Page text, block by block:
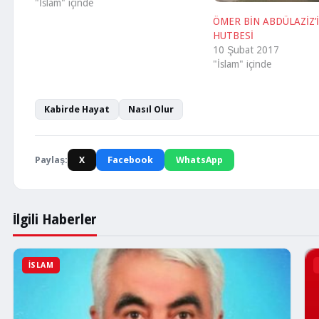
(s.a.v.) hakkında ne dersin?” derler,
"İslam" içinde
ÖMER BİN
HUTBESİ
10 Şubat 2017
"İslam" içinde
Kabirde Hayat Nasıl Olur
Paylaş: X Facebook WhatsApp
İlgili Haberler
İSLAM